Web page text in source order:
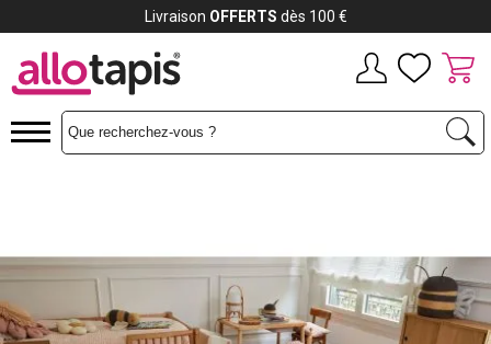
Livraison OFFERTS dès 100 €